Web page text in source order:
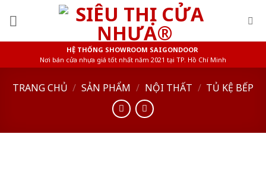
HỆ THỐNG SHOWROOM SAIGONDOOR
Nơi bán cửa nhựa giá tốt nhất năm 2021 tại TP. Hồ Chí Minh
TRANG CHỦ / SẢN PHẨM / NỘI THẤT / TỦ KỆ BẾP